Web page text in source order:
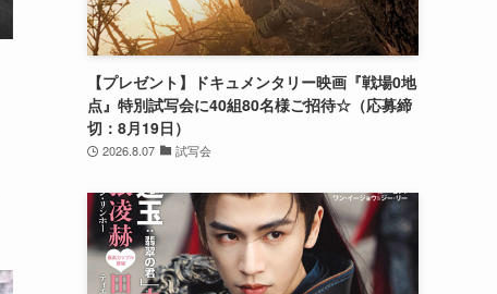
【プレゼント】ドキュメンタリー映画『戦場0地
点』特別試写会に40組80名様ご招待☆（応募締
切：8月19日）
2026.8.07 試写会